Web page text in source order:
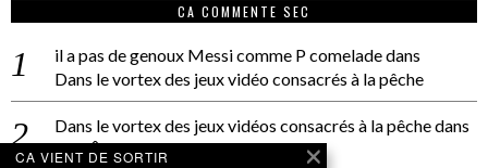
CA COMMENTE SEC
il a pas de genoux Messi comme P comeladedans
Dans le vortex des jeux vidéo consacrés à la pêche
Dans le vortex des jeux vidéos consacrés à la pêchedans
PACÔME THIELLEMENT
CA VIENT DE SORTIR